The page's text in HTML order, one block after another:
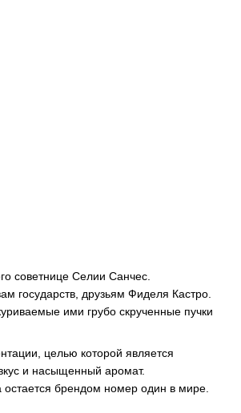
советнице Селии Санчес.
государств, друзьям Фиделя Кастро.
ими грубо скрученные пучки
целью которой является
и насыщенный аромат.
остается брендом номер один в мире.